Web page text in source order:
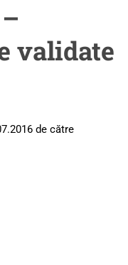
validate
de către